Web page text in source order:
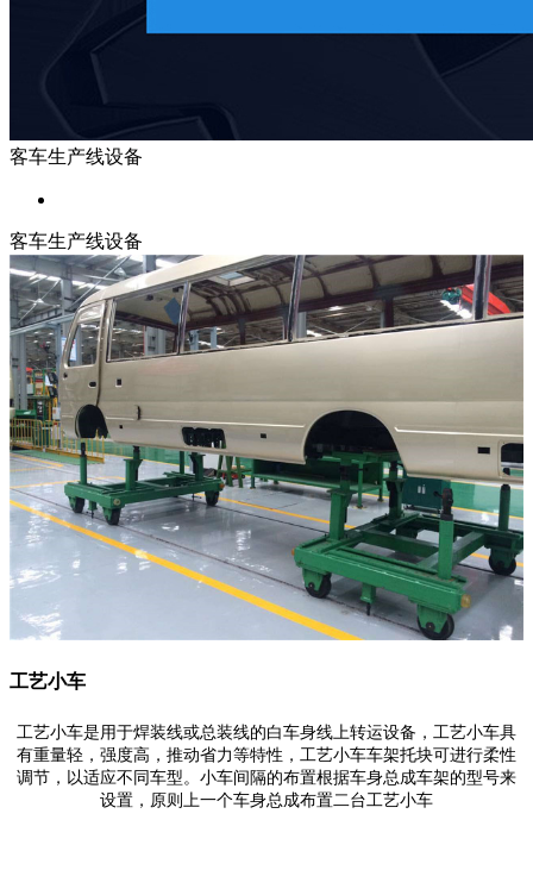
客车生产线设备
客车生产线设备
工艺小车
工艺小车是用于焊装线或总装线的白车身线上转运设备，工艺小车具
有重量轻，强度高，推动省力等特性，工艺小车车架托块可进行柔性
调节，以适应不同车型。小车间隔的布置根据车身总成车架的型号来
设置，原则上一个车身总成布置二台工艺小车